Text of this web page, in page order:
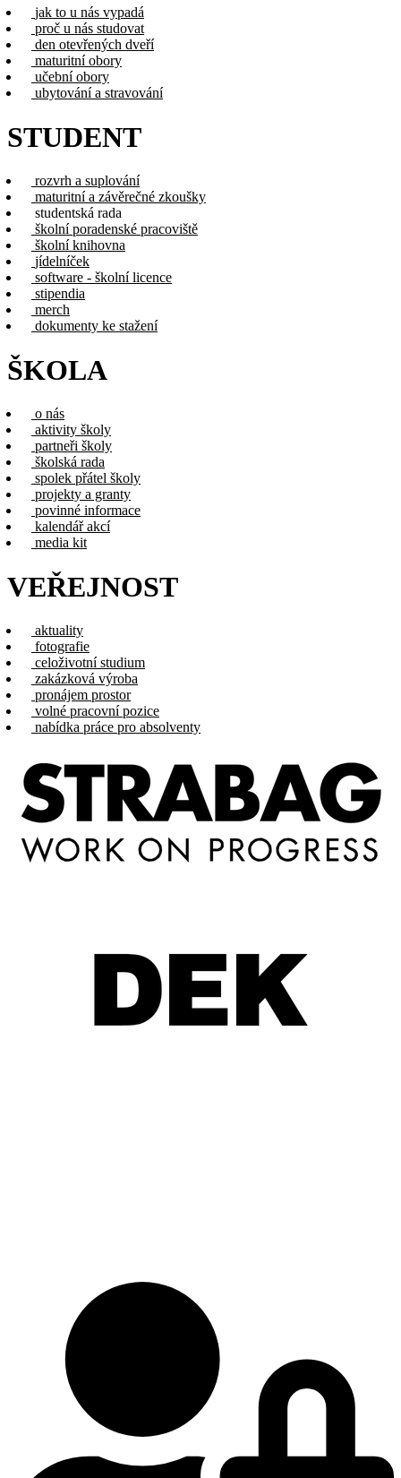
jak to u nás vypadá
proč u nás studovat
den otevřených dveří
maturitní obory
učební obory
ubytování a stravování
STUDENT
rozvrh a suplování
maturitní a závěrečné zkoušky
studentská rada
školní poradenské pracoviště
školní knihovna
jídelníček
software - školní licence
stipendia
merch
dokumenty ke stažení
ŠKOLA
o nás
aktivity školy
partneři školy
školská rada
spolek přátel školy
projekty a granty
povinné informace
kalendář akcí
media kit
VEŘEJNOST
aktuality
fotografie
celoživotní studium
zakázková výroba
pronájem prostor
volné pracovní pozice
nabídka práce pro absolventy